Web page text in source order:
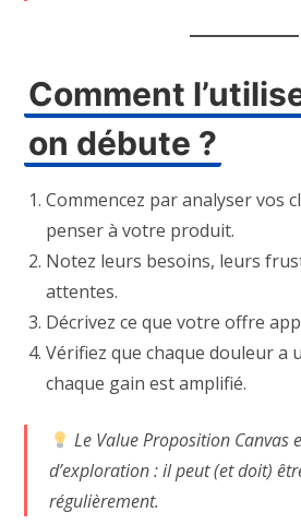
Comment
on débute ?
Commencez par analyser vos
penser à votre produit.
Notez leurs besoins, leurs
attentes.
Décrivez ce que votre offre
Vérifiez que chaque douleur a
chaque gain est amplifié.
Le Value Proposition Canvas
d’exploration : il peut (et doit)
régulièrement.